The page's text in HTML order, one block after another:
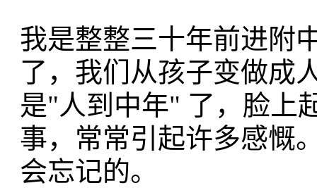
我是整整三十年前进附
了，我们从孩子变做成
是"人到中年" 了，脸上
事，常常引起许多感慨
会忘记的。